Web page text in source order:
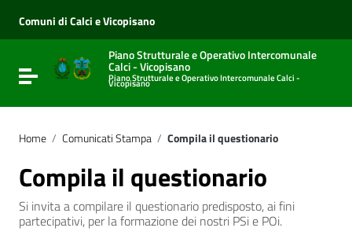
Vai al menu di navigazione
Vai al footer
Comuni di Calci e Vicopisano
Attiva / disattiva la navigazione
Piano Strutturale e Operativo Intercomunale
Calci - Vicopisano
Piano Strutturale e Operativo Intercomunale Calci -
Vicopisano
Home / Comunicati Stampa / Compila il questionario
Compila il questionario
Si invita a compilare il questionario predisposto, ai fini
partecipativi, per la formazione dei nostri PSi e POi.